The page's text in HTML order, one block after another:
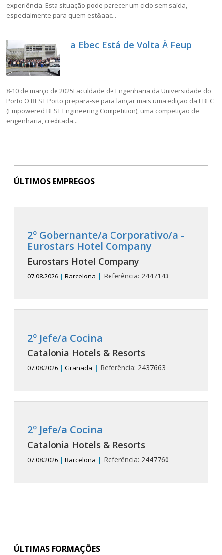
experiência. Esta situação pode parecer um ciclo sem saída,
especialmente para quem est&aac...
a Ebec Está de Volta À Feup
8-10 de março de 2025Faculdade de Engenharia da Universidade do
Porto O BEST Porto prepara-se para lançar mais uma edição da EBEC
(Empowered BEST Engineering Competition), uma competição de
engenharia, creditada...
ÚLTIMOS EMPREGOS
2º Gobernante/a Corporativo/a -
Eurostars Hotel Company
Eurostars Hotel Company
07.08.2026 | Barcelona | Referência: 2447143
2º Jefe/a Cocina
Catalonia Hotels & Resorts
07.08.2026 | Granada | Referência: 2437663
2º Jefe/a Cocina
Catalonia Hotels & Resorts
07.08.2026 | Barcelona | Referência: 2447760
ÚLTIMAS FORMAÇÕES